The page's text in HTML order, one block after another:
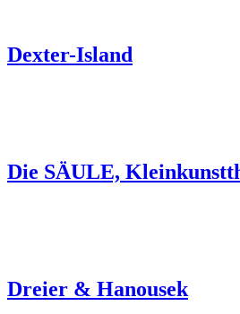
Dexter-Island
Die SÄULE,
Dreier & Hanousek